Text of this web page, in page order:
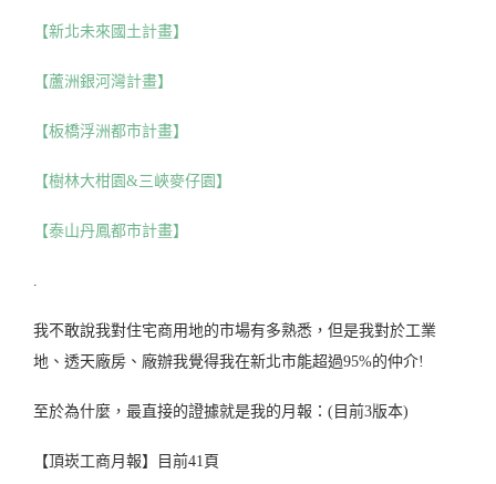
【新北未來國土計畫】
【蘆洲銀河灣計畫】
【板橋浮洲都市計畫】
【樹林大柑園&三峽麥仔園】
【泰山丹鳳都市計畫】
.
我不敢說我對住宅商用地的市場有多熟悉，但是我對於工業
地、透天廠房、廠辦我覺得我在新北市能超過95%的仲介!
至於為什麼，最直接的證據就是我的月報：(目前3版本)
【頂崁工商月報】目前41頁